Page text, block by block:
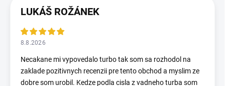
LUKÁŠ ROŽÁNEK
8.8.2026
Necakane mi vypovedalo turbo tak som sa rozhodol na
zaklade pozitivnych recenzii pre tento obchod a myslim ze
dobre som urobil. Kedze podla cisla z vadneho turba som